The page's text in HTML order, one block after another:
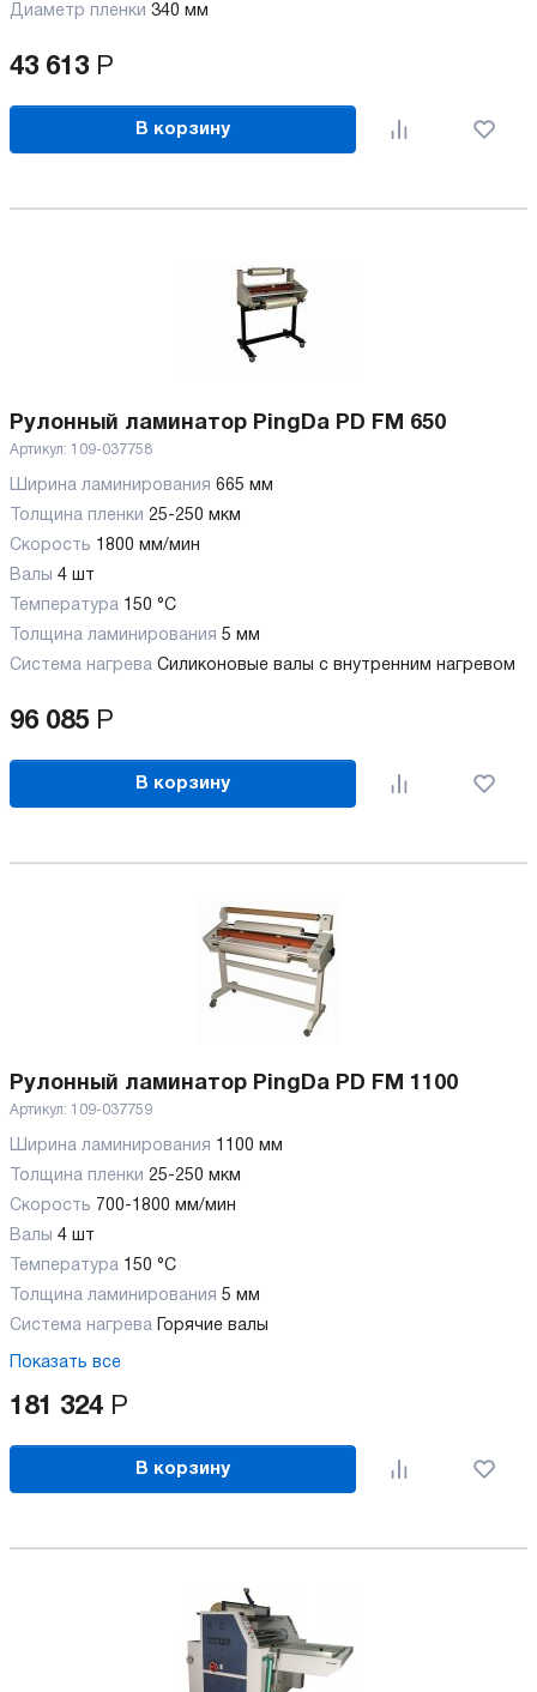
Диаметр пленки 340 мм
43 613 Р
В корзину
Рулонный ламинатор PingDa PD FM 650
Артикул: 109-037758
Ширина ламинирования 665 мм
Толщина пленки 25-250 мкм
Скорость 1800 мм/мин
Валы 4 шт
Температура 150 °C
Толщина ламинирования 5 мм
Система нагрева Силиконовые валы с внутренним нагревом
96 085 Р
В корзину
Рулонный ламинатор PingDa PD FM 1100
Артикул: 109-037759
Ширина ламинирования 1100 мм
Толщина пленки 25-250 мкм
Скорость 700-1800 мм/мин
Валы 4 шт
Температура 150 °C
Толщина ламинирования 5 мм
Система нагрева
Горячие валы
Показать все
181 324 Р
В корзину